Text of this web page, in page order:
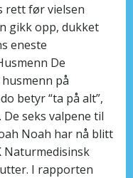
rett før vielsen
gikk opp, dukket
eneste
De
på
betyr “ta på alt”,
seks valpene til
Noah har nå blitt
Naturmedisinsk
I rapporten